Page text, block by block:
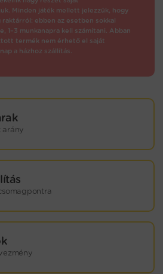
Minden játék mellett jelezzük, hogy
raktárról: ebben az esetben sokkal
1–3 munkanapra kell számítani. Abban
termék nem érhető el saját
a házhoz szállítás.
arány